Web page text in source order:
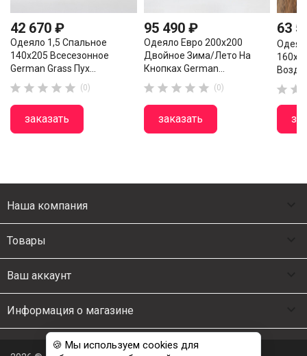
42 670 ₽
Одеяло 1,5 Спальное
140х205 Всесезонное
German Grass Пух...
     (0)
заказать
95 490 ₽
Одеяло Евро 200х200
Двойное Зима/лето На
Кнопках German...
     (0)
заказать
63
 
Наша компания
Товары
Ваш аккаунт
Информация о магазине
🍪 Мы используем cookies для